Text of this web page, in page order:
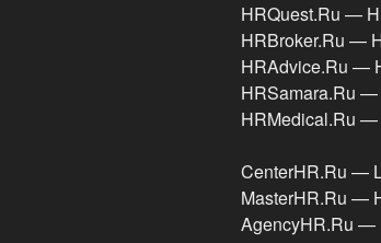
HRQuest.Ru —
HRBroker.Ru —
HRAdvice.Ru —
HRSamara.Ru
HRMedical.Ru —
CenterHR.Ru —
MasterHR.Ru —
AgencyHR.Ru —